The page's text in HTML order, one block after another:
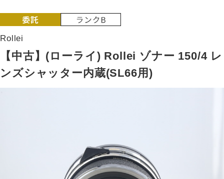
Rollei
【中古】(ローライ) Rollei ゾナー 150/4 レ
ンズシャッター内蔵(SL66用)